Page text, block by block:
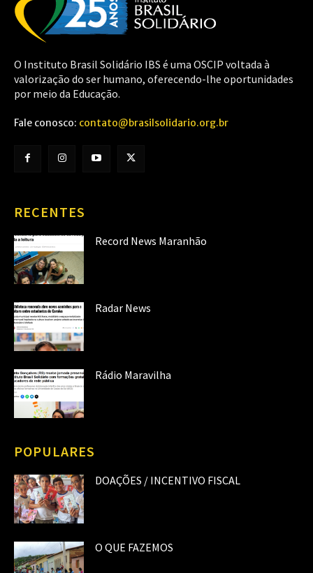
O Instituto Brasil Solidário IBS é uma OSCIP voltada à
valorização do ser humano, oferecendo-lhe oportunidades
por meio da Educação.
Fale conosco: contato@brasilsolidario.org.br
RECENTES
Record News Maranhão
Radar News
Rádio Maravilha
POPULARES
DOAÇÕES / INCENTIVO FISCAL
O QUE FAZEMOS